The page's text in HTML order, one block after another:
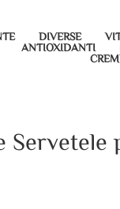
DIVERSE
ANTIOXIDANTI